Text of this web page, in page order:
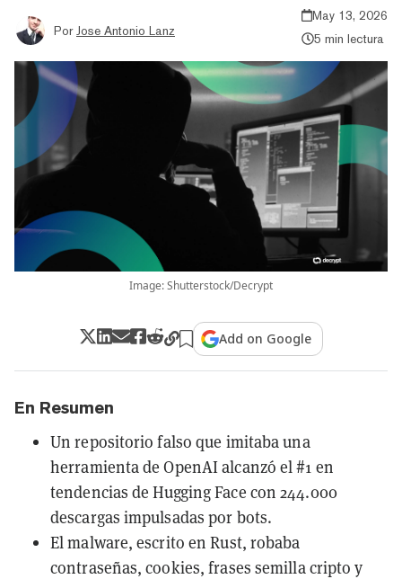
Por Jose Antonio Lanz
May 13, 2026
5 min lectura
Image: Shutterstock/Decrypt
Add on Google
En Resumen
Un repositorio falso que imitaba una
herramienta de OpenAI alcanzó el #1 en
tendencias de Hugging Face con 244.000
descargas impulsadas por bots.
El malware, escrito en Rust, robaba
contraseñas, cookies, frases semilla cripto y